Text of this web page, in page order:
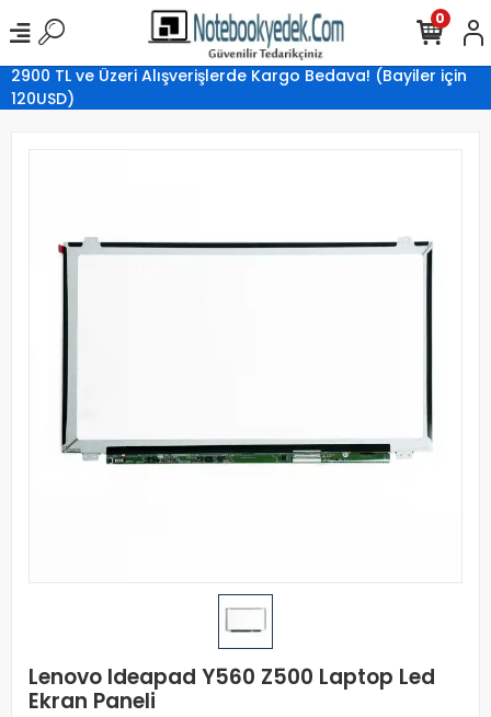
2900 TL ve Üzeri Alışverişlerde Kargo Bedava! (Bayiler için
120USD)
0
Lenovo Ideapad Y560 Z500 Laptop Led
Ekran Paneli